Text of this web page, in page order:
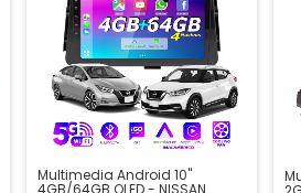
Multimedia Android 10"